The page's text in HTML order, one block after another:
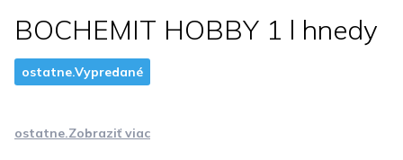
BOCHEMIT HOBBY 1 l hnedy
ostatne.Vypredané
ostatne.Zobraziť viac